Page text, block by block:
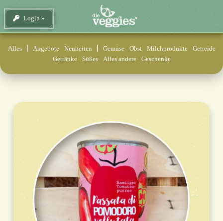
Login
Alles Angebote Neuheiten Gemüse Obst Milchprodukte
Getreide
Getränke
Süßes Alles andere Geschenke